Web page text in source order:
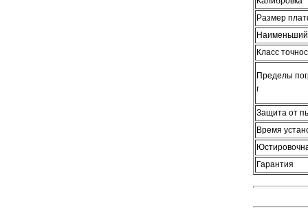
Размер
Наименьший
Класс
Пределы
г
Защита от
Время
Гарантия